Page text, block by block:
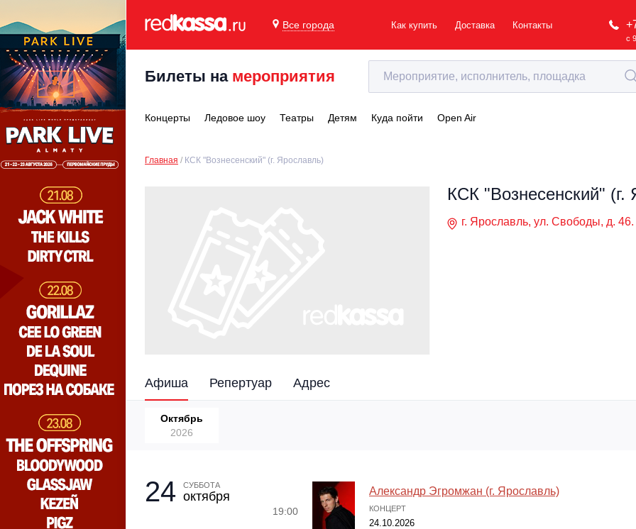
Все города Как купить Доставка Контакты
с
Билеты на мероприятия
Концерты Ледовое шоу Театры Детям Куда пойти Open Air
Главная КСК "Вознесенский" (г. Ярославль)
КСК "Вознесенский" (г.
г. Ярославль, ул. Свободы, д. 46.
Афиша Репертуар Адрес
Октябрь
2026
24 СУББОТА
октября
19:00
Александр Эгромжан (г. Ярославль)
КОНЦЕРТ
24.10.2026